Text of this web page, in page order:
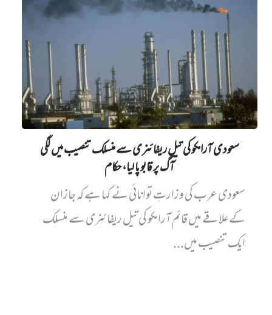
سعودی آرامکو کی تیل ریفائنری سے منسلک تنصیب میں‌ لگی
آگ پر قابو پا لیا، حکام
سعودی عرب کی وزارتِ توانائی نے کہا ہے کہ جازان
کے علاقے میں قائم آرامکو کی تیل ریفائنری سے منسلک
ایک تنصیب میں...